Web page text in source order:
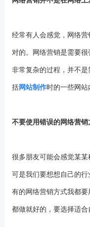
经常有人会感觉，网络
对的。网络营销是需要
非常复杂的过程，并不
括网站制作时的一些网站
不要使用错误的网络营销
很多朋友可能会感觉某某
可是我们要想想自己的
有的网络营销方式我都
都做就好的，要选择适合